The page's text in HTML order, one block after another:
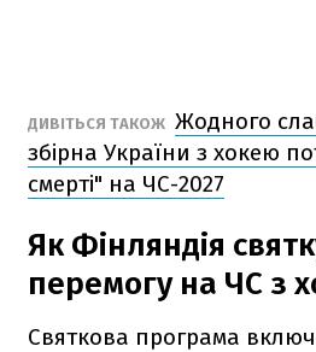
ДИВІТЬСЯ ТАКОЖ Жодного
збірна України з хокею
смерті" на ЧС-2027
Як Фінляндія
перемогу на ЧС з
Святкова програма